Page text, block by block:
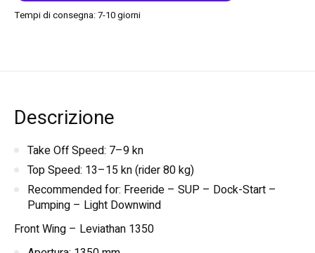
Tempi di consegna: 7-10 giorni
Descrizione
Take Off Speed: 7–9 kn
Top Speed: 13–15 kn (rider 80 kg)
Recommended for: Freeride – SUP – Dock-Start –
Pumping – Light Downwind
Front Wing – Leviathan 1350